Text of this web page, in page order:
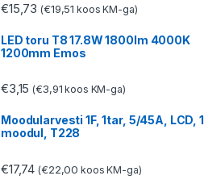
€15,73 (€19,51 koos KM-ga)
LED toru T8 17.8W 1800lm 4000K
1200mm Emos
€3,15 (€3,91 koos KM-ga)
Moodularvesti 1F, 1tar, 5/45A, LCD, 1
moodul, T228
€17,74 (€22,00 koos KM-ga)